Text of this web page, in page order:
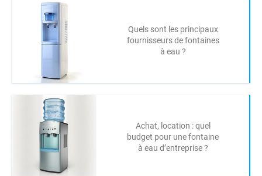
Quels sont les principaux
fournisseurs de fontaines
à eau ?
Achat, location : quel
budget pour une fontaine
à eau d’entreprise ?